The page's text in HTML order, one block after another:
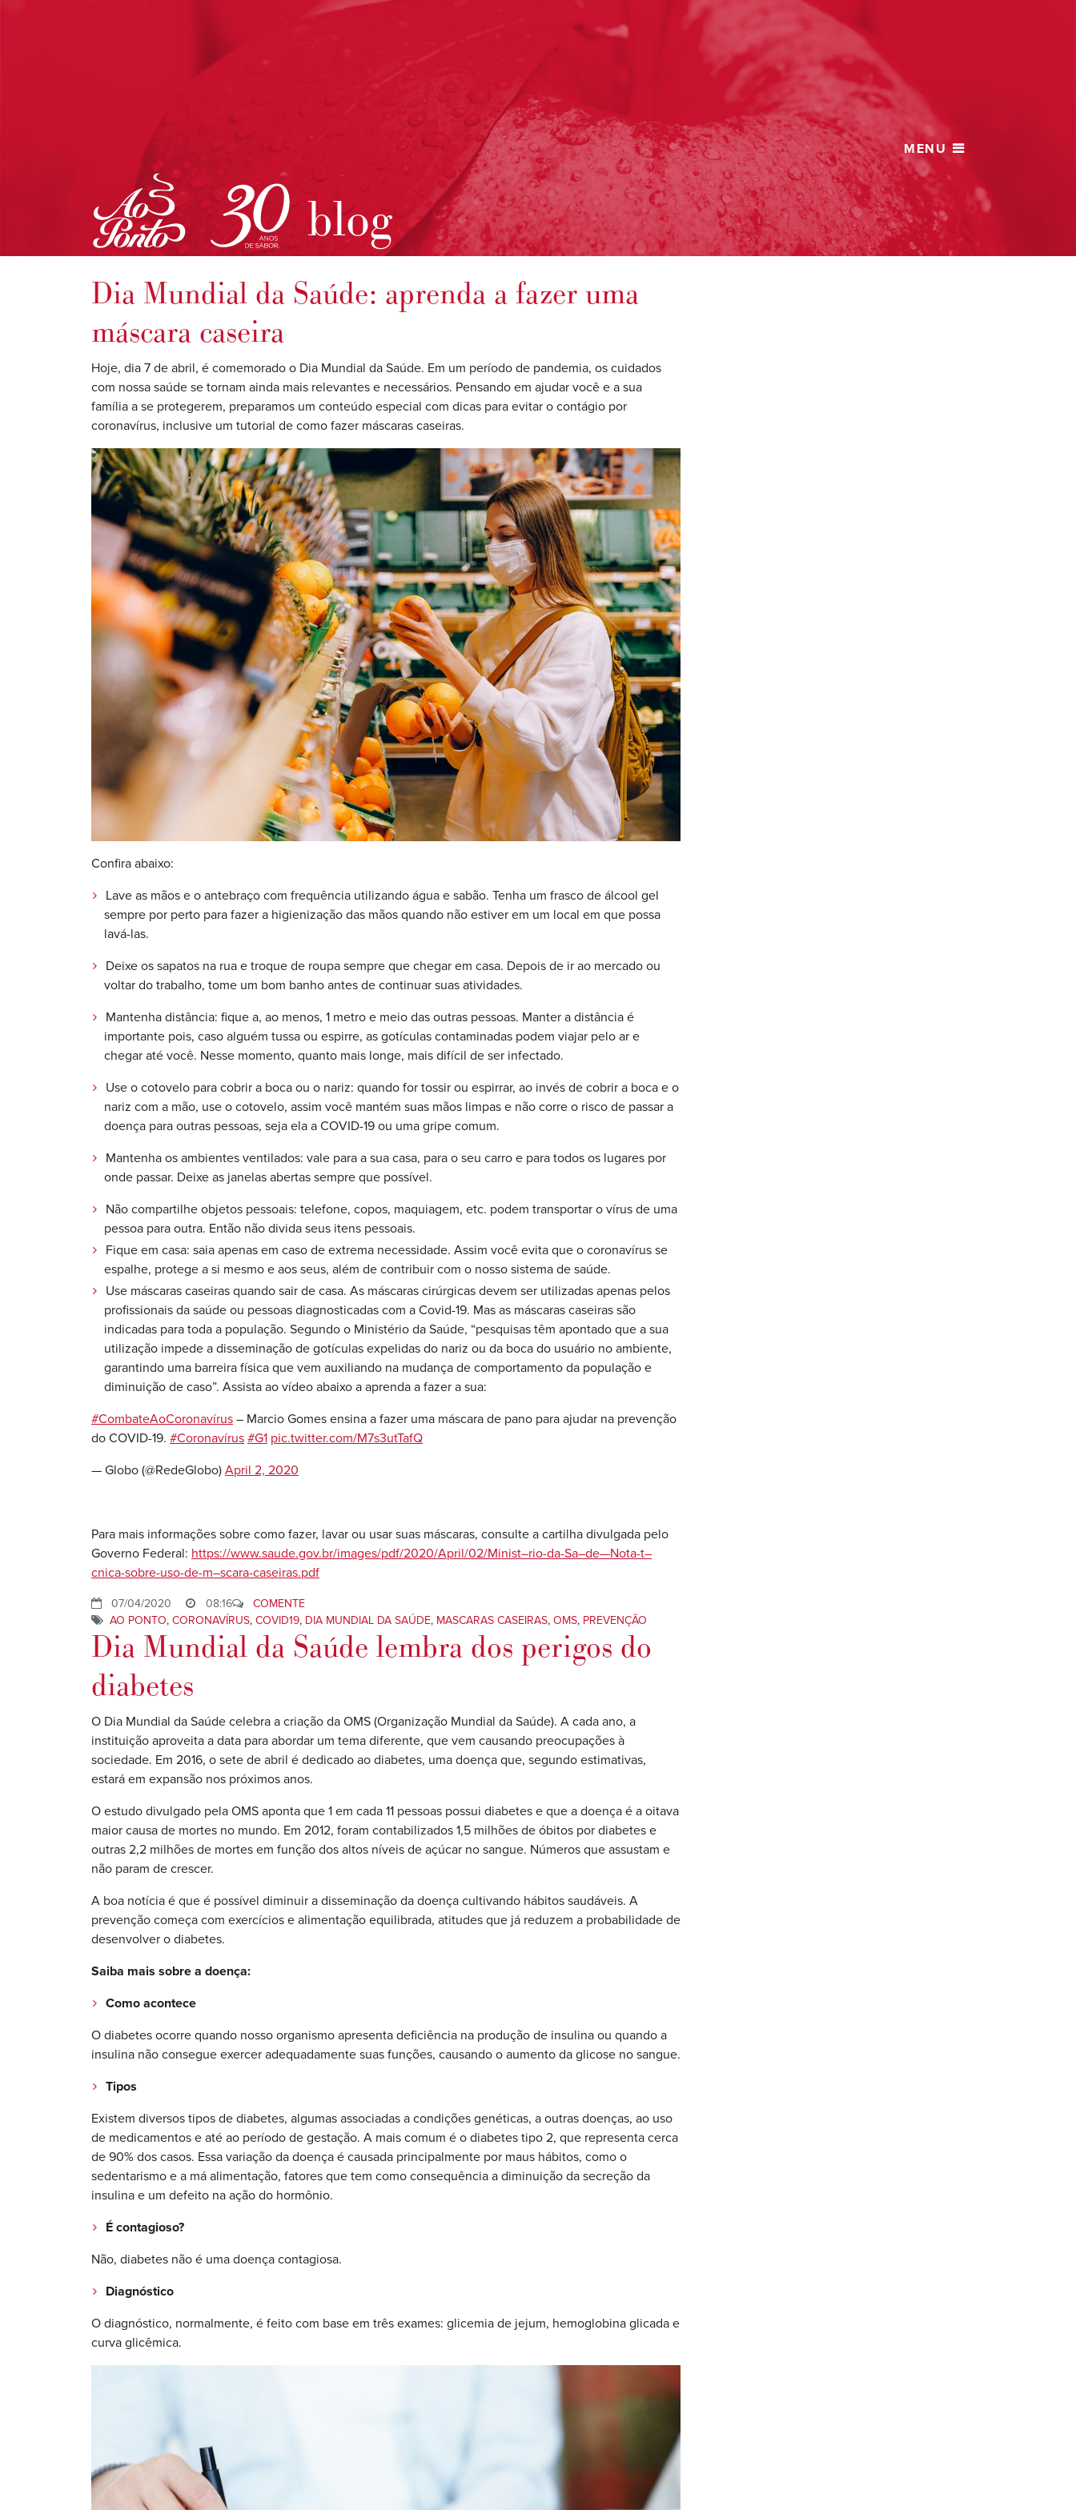
blog
Dia Mundial da Saúde: aprenda a fazer uma
máscara caseira
Hoje, dia 7 de abril, é comemorado o Dia Mundial da Saúde. Em um período de pandemia, os cuidados
com nossa saúde se tornam ainda mais relevantes e necessários. Pensando em ajudar você e a sua
família a se protegerem, preparamos um conteúdo especial com dicas para evitar o contágio por
coronavírus, inclusive um tutorial de como fazer máscaras caseiras.
Confira abaixo:
Lave as mãos e o antebraço com frequência utilizando água e sabão. Tenha um frasco de álcool gel
sempre por perto para fazer a higienização das mãos quando não estiver em um local em que possa
lavá-las.
Deixe os sapatos na rua e troque de roupa sempre que chegar em casa. Depois de ir ao mercado ou
voltar do trabalho, tome um bom banho antes de continuar suas atividades.
Mantenha distância: fique a, ao menos, 1 metro e meio das outras pessoas. Manter a distância é
importante pois, caso alguém tussa ou espirre, as gotículas contaminadas podem viajar pelo ar e
chegar até você. Nesse momento, quanto mais longe, mais difícil de ser infectado.
Use o cotovelo para cobrir a boca ou o nariz: quando for tossir ou espirrar, ao invés de cobrir a boca e o
nariz com a mão, use o cotovelo, assim você mantém suas mãos limpas e não corre o risco de passar a
doença para outras pessoas, seja ela a COVID-19 ou uma gripe comum.
Mantenha os ambientes ventilados: vale para a sua casa, para o seu carro e para todos os lugares por
onde passar. Deixe as janelas abertas sempre que possível.
Não compartilhe objetos pessoais: telefone, copos, maquiagem, etc. podem transportar o vírus de uma
pessoa para outra. Então não divida seus itens pessoais.
Fique em casa: saia apenas em caso de extrema necessidade. Assim você evita que o coronavírus se
espalhe, protege a si mesmo e aos seus, além de contribuir com o nosso sistema de saúde.
Use máscaras caseiras quando sair de casa. As máscaras cirúrgicas devem ser utilizadas apenas pelos
profissionais da saúde ou pessoas diagnosticadas com a Covid-19. Mas as máscaras caseiras são
indicadas para toda a população. Segundo o Ministério da Saúde, “pesquisas têm apontado que a sua
utilização impede a disseminação de gotículas expelidas do nariz ou da boca do usuário no ambiente,
garantindo uma barreira física que vem auxiliando na mudança de comportamento da população e
diminuição de caso”. Assista ao vídeo abaixo a aprenda a fazer a sua:
#CombateAoCoronavírus – Marcio Gomes ensina a fazer uma máscara de pano para ajudar na prevenção
do COVID-19. #Coronavírus #G1 pic.twitter.com/M7s3utTafQ
— Globo (@RedeGlobo) April 2, 2020
Para mais informações sobre como fazer, lavar ou usar suas máscaras, consulte a cartilha divulgada pelo
Governo Federal: https://www.saude.gov.br/images/pdf/2020/April/02/Minist–rio-da-Sa–de—Nota-t–
cnica-sobre-uso-de-m–scara-caseiras.pdf
07/04/2020 08:16
COMENTE
AO PONTO, CORONAVÍRUS, COVID19, DIA MUNDIAL DA SAÚDE, MASCARAS CASEIRAS, OMS, PREVENÇÃO
Dia Mundial da Saúde lembra dos perigos do
diabetes
O Dia Mundial da Saúde celebra a criação da OMS (Organização Mundial da Saúde). A cada ano, a
instituição aproveita a data para abordar um tema diferente, que vem causando preocupações à
sociedade. Em 2016, o sete de abril é dedicado ao diabetes, uma doença que, segundo estimativas,
estará em expansão nos próximos anos.
O estudo divulgado pela OMS aponta que 1 em cada 11 pessoas possui diabetes e que a doença é a oitava
maior causa de mortes no mundo. Em 2012, foram contabilizados 1,5 milhões de óbitos por diabetes e
outras 2,2 milhões de mortes em função dos altos níveis de açúcar no sangue. Números que assustam e
não param de crescer.
A boa notícia é que é possível diminuir a disseminação da doença cultivando hábitos saudáveis. A
prevenção começa com exercícios e alimentação equilibrada, atitudes que já reduzem a probabilidade de
desenvolver o diabetes.
Saiba mais sobre a doença:
Como acontece
O diabetes ocorre quando nosso organismo apresenta deficiência na produção de insulina ou quando a
insulina não consegue exercer adequadamente suas funções, causando o aumento da glicose no sangue.
Tipos
Existem diversos tipos de diabetes, algumas associadas a condições genéticas, a outras doenças, ao uso
de medicamentos e até ao período de gestação. A mais comum é o diabetes tipo 2, que representa cerca
de 90% dos casos. Essa variação da doença é causada principalmente por maus hábitos, como o
sedentarismo e a má alimentação, fatores que tem como consequência a diminuição da secreção da
insulina e um defeito na ação do hormônio.
É contagioso?
Não, diabetes não é uma doença contagiosa.
Diagnóstico
O diagnóstico, normalmente, é feito com base em três exames: glicemia de jejum, hemoglobina glicada e
curva glicêmica.